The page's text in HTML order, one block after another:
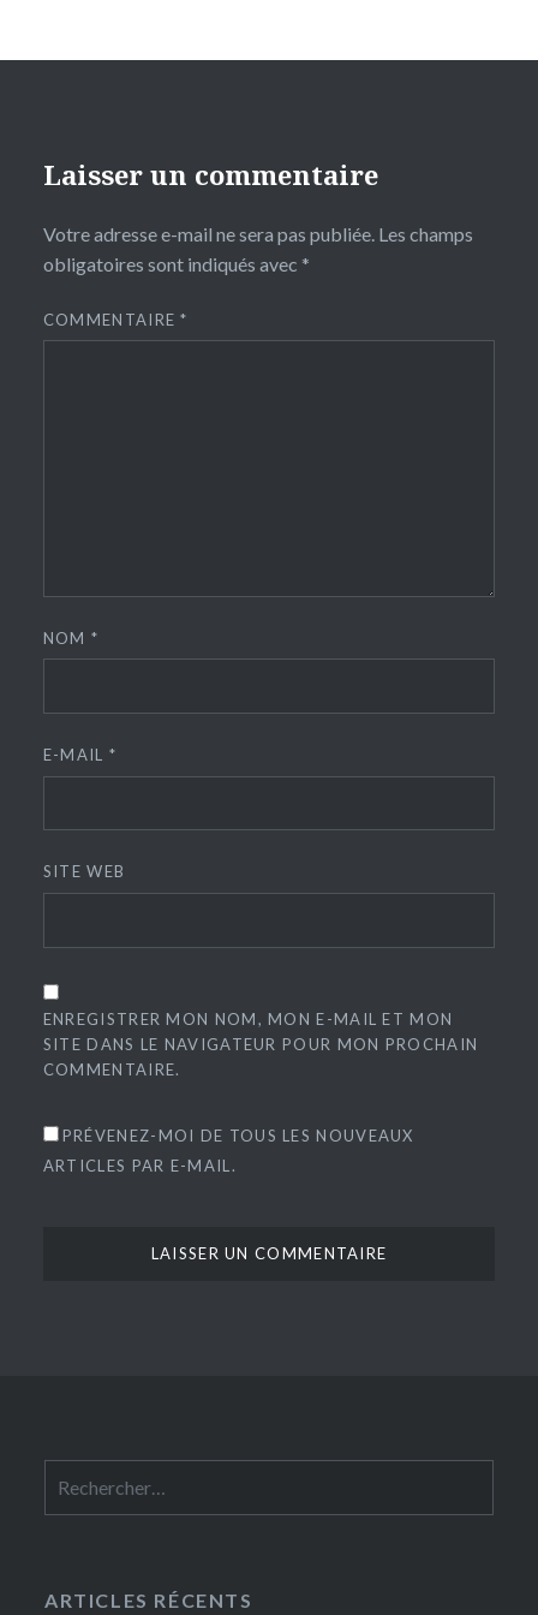
Laisser un commentaire
Votre adresse e-mail ne sera pas publiée. Les champs
obligatoires sont indiqués avec *
COMMENTAIRE*
NOM*
E-MAIL *
SITE WEB
ENREGISTRER MON NOM, MON E-MAIL ET MON
SITE DANS LE NAVIGATEUR POUR MON PROCHAIN
COMMENTAIRE.
PRÉVENEZ-MOI DE TOUS LES NOUVEAUX
ARTICLES PAR E-MAIL.
ARTICLES RÉCENTS